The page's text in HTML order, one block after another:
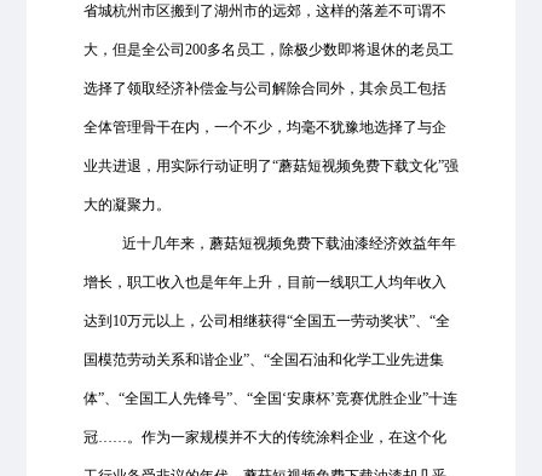
省城杭州市区搬到了湖州市的远郊，这样的落差不可谓不
大，但是全公司200多名员工，除极少数即将退休的老员工
选择了领取经济补偿金与公司解除合同外，其余员工包括
全体管理骨干在内，一个不少，均毫不犹豫地选择了与企
业共进退，用实际行动证明了“蘑菇短视频免费下载文化”强
大的凝聚力。
近十几年来，蘑菇短视频免费下载油漆经济效益年年
增长，职工收入也是年年上升，目前一线职工人均年收入
达到10万元以上，公司相继获得“全国五一劳动奖状”、“全
国模范劳动关系和谐企业”、“全国石油和化学工业先进集
体”、“全国工人先锋号”、“全国‘安康杯’竞赛优胜企业”十连
冠……。作为一家规模并不大的传统涂料企业，在这个化